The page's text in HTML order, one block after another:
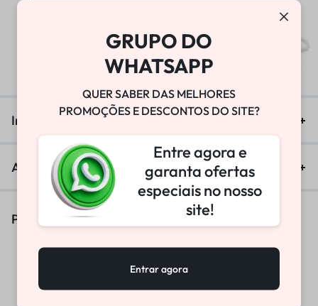
25.800,00
Informação adicional
Avaliações (0)
Produtos Similares
GRUPO DO
WHATSAPP
QUER SABER DAS MELHORES
PROMOÇÕES E DESCONTOS DO SITE?
Entre agora e
garanta ofertas
especiais no nosso
site!
Entrar agora